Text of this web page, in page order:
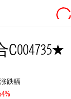
C004735
跌幅